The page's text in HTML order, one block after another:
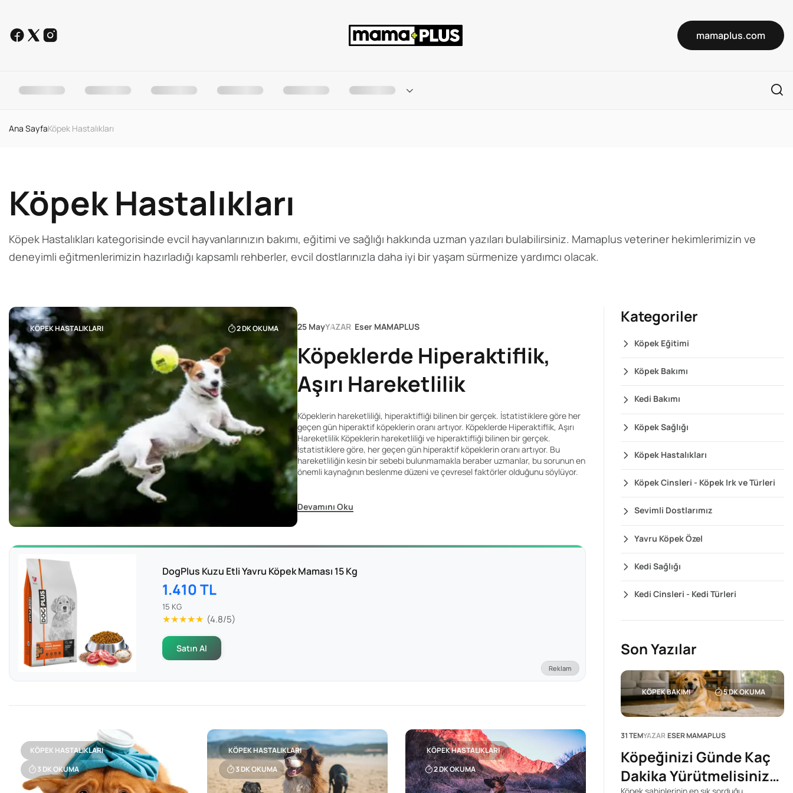
mamaplus.com
Ana SayfaKöpek Hastalıkları
Köpek Hastalıkları
Köpek Hastalıkları kategorisinde evcil hayvanlarınızın bakımı, eğitimi ve sağlığı hakkında uzman yazıları bulabilirsiniz. Mamaplus veteriner hekimlerimizin ve
deneyimli eğitmenlerimizin hazırladığı kapsamlı rehberler, evcil dostlarınızla daha iyi bir yaşam sürmenize yardımcı olacak.
KÖPEK HASTALIKLARI 2DK OKUMA 25 MayYAZAR Eser MAMAPLUS
Köpeklerde Hiperaktiflik,
Aşırı Hareketlilik
Köpeklerin hareketliliği, hiperaktifliği bilinen bir gerçek. İstatistiklere göre her
geçen gün hiperaktif köpeklerin oranı artıyor. Köpeklerde Hiperaktiflik, Aşırı
Hareketlilik Köpeklerin hareketliliği ve hiperaktifliği bilinen bir gerçek.
İstatistiklere göre, her geçen gün hiperaktif köpeklerin oranı artıyor. Bu
hareketliliğin kesin bir sebebi bulunmamakla beraber uzmanlar, bu sorunun en
önemli kaynağının beslenme düzeni ve çevresel faktörler olduğunu söylüyor.
Devamını Oku
DogPlus Kuzu Etli Yavru Köpek Maması 15 Kg
1.410 TL
15 KG
★★★★★ (4.8/5)
Satın Al
Reklam
KÖPEK HASTALIKLARI
3 DK OKUMA
KÖPEK HASTALIKLARI
3DK OKUMA
KÖPEK HASTALIKLARI
2DK OKUMA
Kategoriler
Köpek Eğitimi
Köpek Bakımı
Kedi Bakımı
Köpek Sağlığı
Köpek Hastalıkları
Köpek Cinsleri - Köpek Irk ve Türleri
Sevimli Dostlarımız
Yavru Köpek Özel
Kedi Sağlığı
Kedi Cinsleri - Kedi Türleri
Son Yazılar
KÖPEK BAKIMI 5DK OKUMA
31 TEMYAZAR ESER MAMAPLUS
Köpeğinizi Günde Kaç
Dakika Yürütmelisiniz?